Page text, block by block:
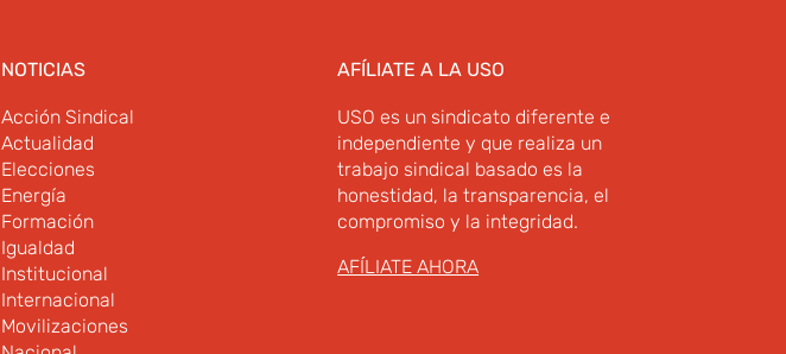
NOTICIAS
Acción Sindical
Actualidad
Elecciones
Energía
Formación
Igualdad
Institucional
Internacional
Movilizaciones
AFÍLIATE A LA USO
USO es un sindicato diferente e
independiente y que realiza un
trabajo sindical basado es la
honestidad, la transparencia, el
compromiso y la integridad.
AFÍLIATE AHORA